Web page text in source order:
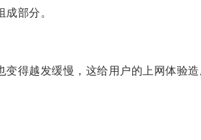
部分。
越发缓慢，这给用户的上网体验造